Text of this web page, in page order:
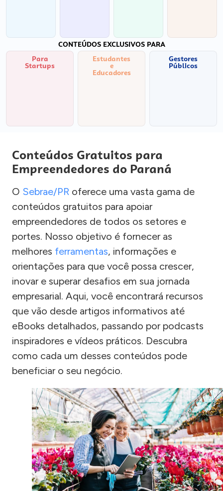
CONTEÚDOS EXCLUSIVOS PARA
Para
Startups
Estudantes
e
Educadores
Gestores
Públicos
Conteúdos Gratuitos para
Empreendedores do Paraná
O Sebrae/PR oferece uma vasta gama de
conteúdos gratuitos para apoiar
empreendedores de todos os setores e
portes. Nosso objetivo é fornecer as
melhores ferramentas, informações e
orientações para que você possa crescer,
inovar e superar desafios em sua jornada
empresarial. Aqui, você encontrará recursos
que vão desde artigos informativos até
eBooks detalhados, passando por podcasts
inspiradores e vídeos práticos. Descubra
como cada um desses conteúdos pode
beneficiar o seu negócio.